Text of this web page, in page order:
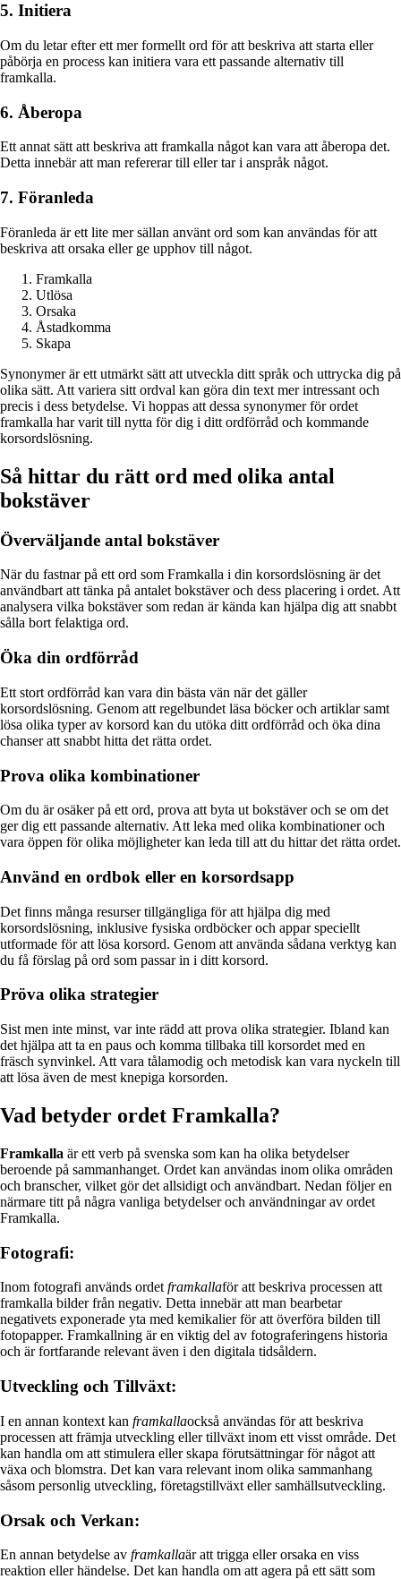
5. Initiera
Om du letar efter ett mer formellt ord för att beskriva att starta eller
påbörja en process kan initiera vara ett passande alternativ till
framkalla.
6. Åberopa
Ett annat sätt att beskriva att framkalla något kan vara att åberopa det.
Detta innebär att man refererar till eller tar i anspråk något.
7. Föranleda
Föranleda är ett lite mer sällan använt ord som kan användas för att
beskriva att orsaka eller ge upphov till något.
Framkalla
Utlösa
Orsaka
Åstadkomma
Skapa
Synonymer är ett utmärkt sätt att utveckla ditt språk och uttrycka dig på
olika sätt. Att variera sitt ordval kan göra din text mer intressant och
precis i dess betydelse. Vi hoppas att dessa synonymer för ordet
framkalla har varit till nytta för dig i ditt ordförråd och kommande
korsordslösning.
Så hittar du rätt ord med olika antal
bokstäver
Överväljande antal bokstäver
När du fastnar på ett ord som Framkalla i din korsordslösning är det
användbart att tänka på antalet bokstäver och dess placering i ordet. Att
analysera vilka bokstäver som redan är kända kan hjälpa dig att snabbt
sålla bort felaktiga ord.
Öka din ordförråd
Ett stort ordförråd kan vara din bästa vän när det gäller
korsordslösning. Genom att regelbundet läsa böcker och artiklar samt
lösa olika typer av korsord kan du utöka ditt ordförråd och öka dina
chanser att snabbt hitta det rätta ordet.
Prova olika kombinationer
Om du är osäker på ett ord, prova att byta ut bokstäver och se om det
ger dig ett passande alternativ. Att leka med olika kombinationer och
vara öppen för olika möjligheter kan leda till att du hittar det rätta ordet.
Använd en ordbok eller en korsordsapp
Det finns många resurser tillgängliga för att hjälpa dig med
korsordslösning, inklusive fysiska ordböcker och appar speciellt
utformade för att lösa korsord. Genom att använda sådana verktyg kan
du få förslag på ord som passar in i ditt korsord.
Pröva olika strategier
Sist men inte minst, var inte rädd att prova olika strategier. Ibland kan
det hjälpa att ta en paus och komma tillbaka till korsordet med en
fräsch synvinkel. Att vara tålamodig och metodisk kan vara nyckeln till
att lösa även de mest knepiga korsorden.
Vad betyder ordet Framkalla?
Framkalla är ett verb på svenska som kan ha olika betydelser
beroende på sammanhanget. Ordet kan användas inom olika områden
och branscher, vilket gör det allsidigt och användbart. Nedan följer en
närmare titt på några vanliga betydelser och användningar av ordet
Framkalla.
Fotografi:
Inom fotografi används ordetframkallaför att beskriva processen att
framkalla bilder från negativ. Detta innebär att man bearbetar
negativets exponerade yta med kemikalier för att överföra bilden till
fotopapper. Framkallning är en viktig del av fotograferingens historia
och är fortfarande relevant även i den digitala tidsåldern.
Utveckling och Tillväxt:
I en annan kontext kan framkallaockså användas för att beskriva
processen att främja utveckling eller tillväxt inom ett visst område. Det
kan handla om att stimulera eller skapa förutsättningar för något att
växa och blomstra. Det kan vara relevant inom olika sammanhang
såsom personlig utveckling, företagstillväxt eller samhällsutveckling.
Orsak och Verkan:
En annan betydelse av framkallaär att trigga eller orsaka en viss
reaktion eller händelse. Det kan handla om att agera på ett sätt som